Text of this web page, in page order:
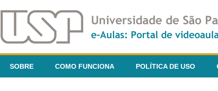
SOBRE COMO FUNCIONA POLÍTICA DE USO